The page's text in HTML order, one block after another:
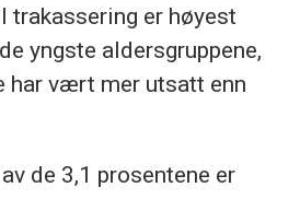
trakassering er høyest
yngste aldersgruppene,
har vært mer utsatt enn
de 3,1 prosentene er